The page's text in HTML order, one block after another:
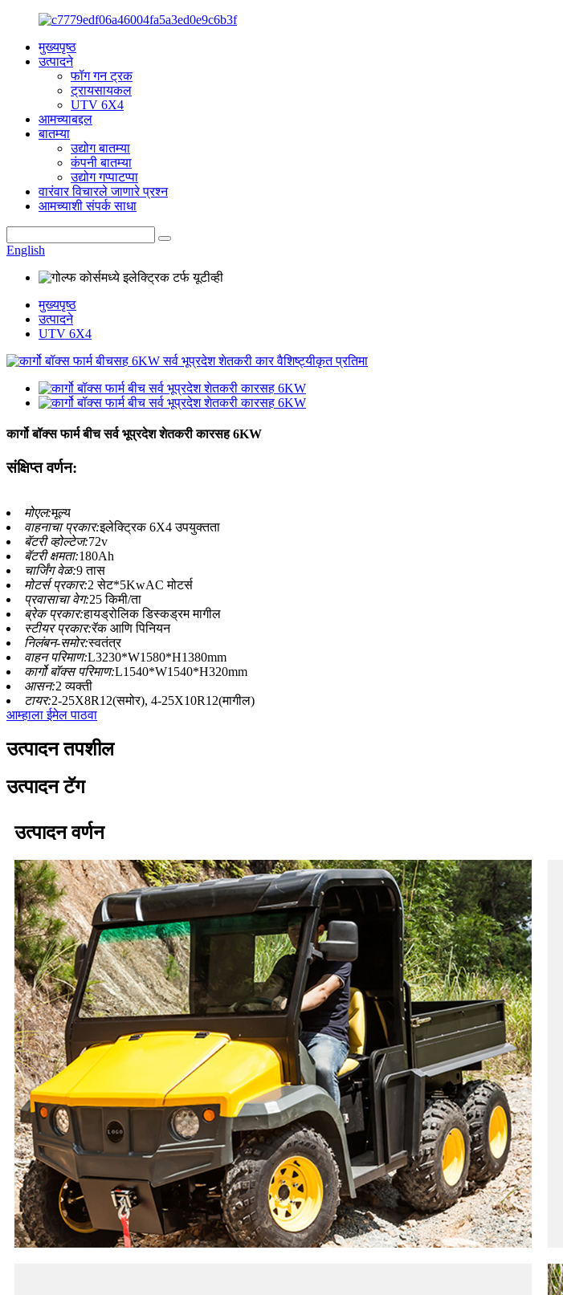
मुख्यपृष्ठ
उत्पादने
फॉग गन ट्रक
ट्रायसायकल
UTV 6X4
आमच्याबद्दल
बातम्या
उद्योग बातम्या
कंपनी बातम्या
उद्योग गप्पाटप्पा
वारंवार विचारले जाणारे प्रश्न
आमच्याशी संपर्क साधा
English
मुख्यपृष्ठ
उत्पादने
UTV 6X4
कार्गो बॉक्स फार्म बीच सर्व भूप्रदेश शेतकरी कारसह 6KW
संक्षिप्त वर्णन:
मोएल:मूल्य
वाहनाचा प्रकार:इलेक्ट्रिक 6X4 उपयुक्तता
बॅटरी व्होल्टेज:72v
बॅटरी क्षमता:180Ah
चार्जिंग वेळ:9 तास
मोटर्स प्रकार:2 सेट*5KwAC मोटर्स
प्रवासाचा वेग:25 किमी/ता
ब्रेक प्रकार:हायड्रोलिक डिस्कड्रम मागील
स्टीयर प्रकार:रॅक आणि पिनियन
निलंबन-समोर:स्वतंत्र
वाहन परिमाण:L3230*W1580*H1380mm
कार्गो बॉक्स परिमाण:L1540*W1540*H320mm
आसन:2 व्यक्ती
टायर:2-25X8R12(समोर), 4-25X10R12(मागील)
आम्हाला ईमेल पाठवा
उत्पादन तपशील
उत्पादन टॅग
उत्पादन वर्णन